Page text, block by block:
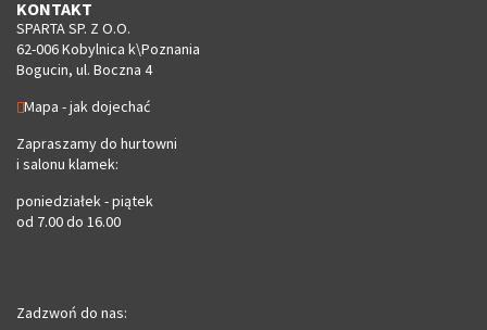
KONTAKT
SPARTA SP. Z O.O.
62-006 Kobylnica k\Poznania
Bogucin, ul. Boczna 4
Mapa - jak dojechać
Zapraszamy do hurtowni
i salonu klamek:
poniedziałek - piątek
od 7.00 do 16.00
Zadzwoń do nas: